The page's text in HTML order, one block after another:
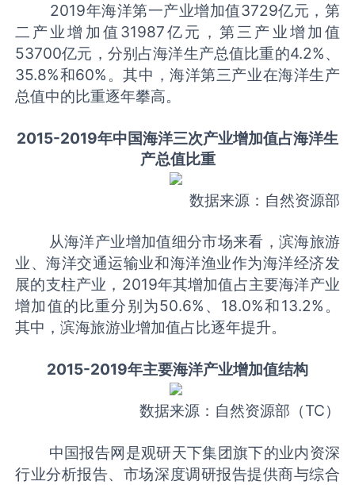
2019年海洋第一产业增加值3729亿元，第
二产业增加值31987亿元，第三产业增加值
53700亿元，分别占海洋生产总值比重的4.2%、
35.8%和60%。其中，海洋第三产业在海洋生产
总值中的比重逐年攀高。
2015-2019年中国海洋三次产业增加值占海洋生
产总值比重
数据来源：自然资源部
从海洋产业增加值细分市场来看，滨海旅游
业、海洋交通运输业和海洋渔业作为海洋经济发
展的支柱产业，2019年其增加值占主要海洋产业
增加值的比重分别为50.6%、18.0%和13.2%。
其中，滨海旅游业增加值占比逐年提升。
2015-2019年主要海洋产业增加值结构
数据来源：自然资源部（TC）
中国报告网是观研天下集团旗下的业内资深
行业分析报告、市场深度调研报告提供商与综合